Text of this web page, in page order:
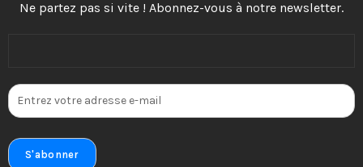
Ne partez pas si vite ! Abonnez-vous à notre newsletter.